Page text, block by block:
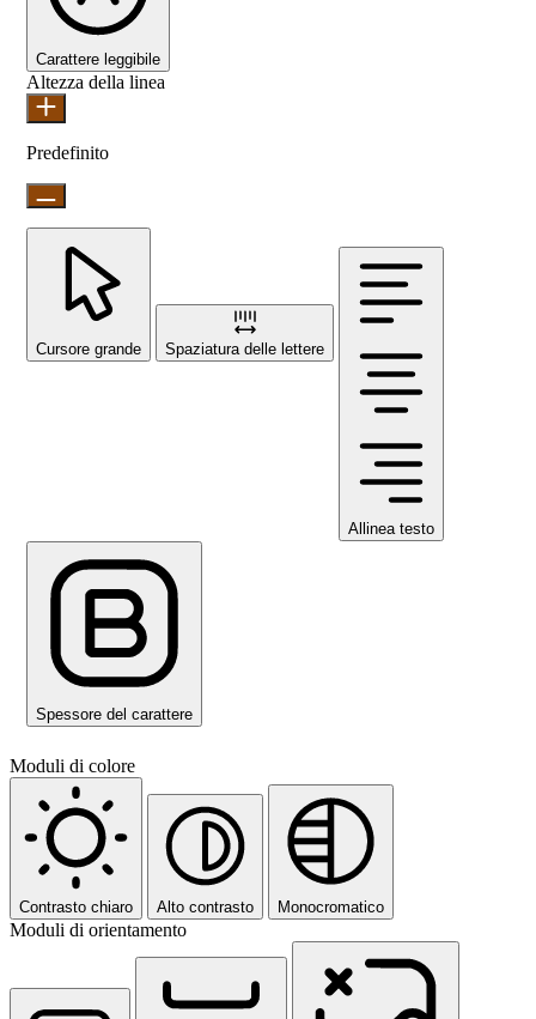
Carattere leggibile
Altezza della linea
Predefinito
Cursore grande Spaziatura delle lettere
Allinea testo
Spessore del carattere
Moduli di colore
Contrasto chiaro Alto contrasto Monocromatico
Moduli di orientamento